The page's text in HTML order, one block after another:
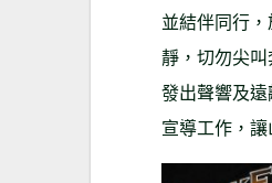
並結伴同行
靜，切勿尖
發出聲響及
宣導工作，